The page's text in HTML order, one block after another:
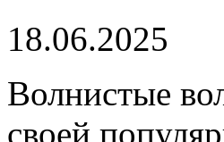
18.06.2025
Волнистые
своей